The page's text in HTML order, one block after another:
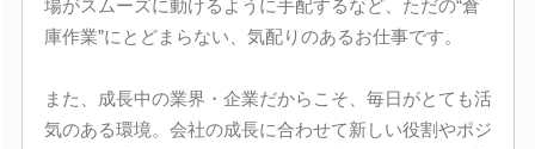
場がスムーズに動けるように手配するなど、ただの“倉
庫作業”にとどまらない、気配りのあるお仕事です。
また、成長中の業界・企業だからこそ、毎日がとても活
気のある環境。会社の成長に合わせて新しい役割やポジ